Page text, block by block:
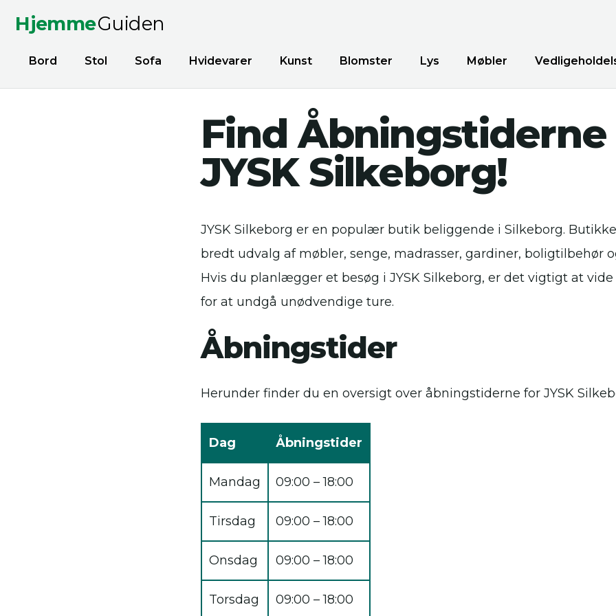
HjemmeGuiden
Bord Stol Sofa Hvidevarer Kunst Blomster Lys Møbler
Find
JYSK Silkeborg!
JYSK Silkeborg er en populær butik beliggende i Silkeborg.
bredt udvalg af møbler, senge, madrasser, gardiner, boligtilbehør
Hvis du planlægger et besøg i JYSK Silkeborg, er det vigtigt at
for at undgå unødvendige ture.
Åbningstider
Herunder finder du en oversigt over åbningstiderne for JYSK
Dag Åbningstider
Mandag 09:00 – 18:00
Tirsdag 09:00 – 18:00
Onsdag 09:00 – 18:00
Torsdag 09:00 – 18:00